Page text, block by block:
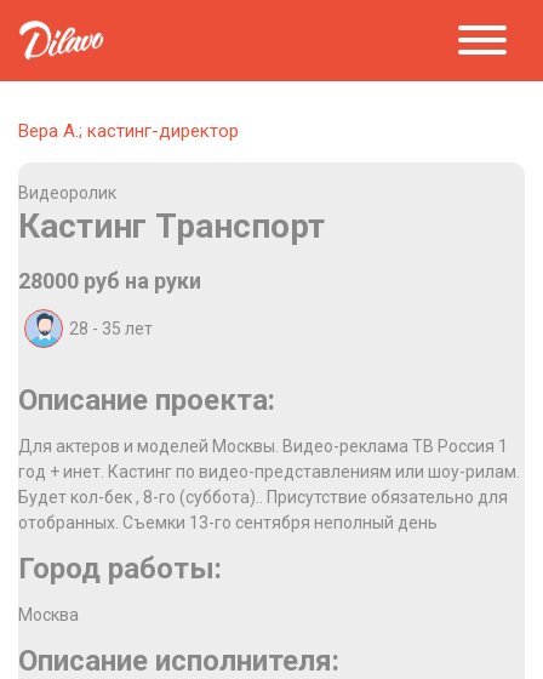
Вера А.; кастинг-директор
Видеоролик
Кастинг Транспорт
28000 руб на руки
28 - 35 лет
Описание проекта:
Для актеров и моделей Москвы. Видео-реклама ТВ Россия 1
год + инет. Кастинг по видео-представлениям или шоу-рилам.
Будет кол-бек , 8-го (суббота).. Присутствие обязательно для
отобранных. Съемки 13-го сентября неполный день
Город работы:
Москва
Описание исполнителя: